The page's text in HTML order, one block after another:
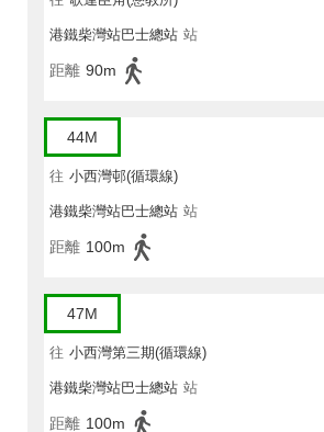
港鐵柴灣站巴士總站 站
距離 90m
44M
往 小西灣邨(循環線)
港鐵柴灣站巴士總站 站
距離 100m
47M
往 小西灣第三期(循環線)
港鐵柴灣站巴士總站 站
距離 100m